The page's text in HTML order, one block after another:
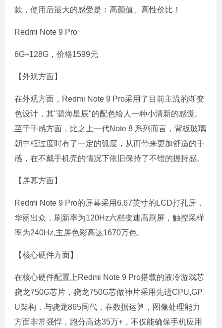
款，使用后最大的感受是：高颜值、高性价比！
Redmi Note 9 Pro
6G+128G，价格1599元
【外观方面】
在外观方面，Redmi Note 9 Pro采用了目前主流的渐变
色设计，其"碧海星辰"的配色给人一种小清新的感觉。
至于手感方面，比之上一代Note 8 系列而言，背板玻璃
朝中框过度时有了一定的弧度，从而带来更加舒适的手
感，在不戴手机壳的情况下依旧保持了不错的握持感。
【屏幕方面】
Redmi Note 9 Pro的屏幕采用6.67英寸的LCD打孔屏，
华丽出众，刷新率为120Hz六档变速高刷屏，触控采样
率为240Hz,主屏色彩高达1670万色。
【核心硬件方面】
在核心硬件配置上Redmi Note 9 Pro搭载的液冷游戏芯
骁龙750G芯片，骁龙750G芯做神片采用先进CPU,GP
U架构，与骁龙865同代，在数据运算，图像处理能力
方面非常强悍，跑分高达35万+，不仅能确保手机应用